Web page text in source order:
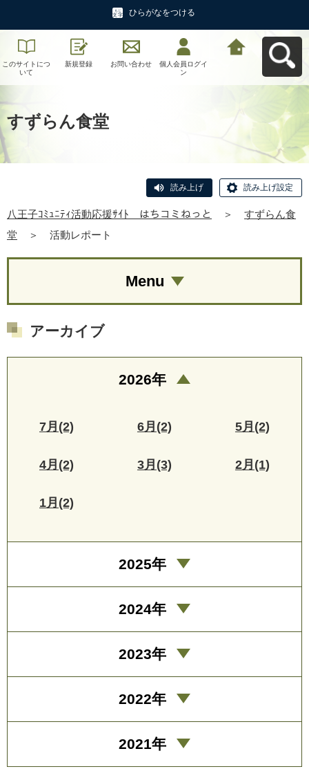
ひらがなをつける
このサイトにつ
いて
新規登録 お問い合わせ
個人会員ログイ
ン
すずらん食堂
読み上げ 読み上げ設定
八王子ｺﾐｭﾆﾃｨ活動応援ｻｲﾄ はちコミねっと ＞
すずらん食
堂
＞ 活動レポート
Menu
アーカイブ
2026年
7月(2) 6月(2) 5月(2)
4月(2) 3月(3) 2月(1)
1月(2)
2025年
2024年
2023年
2022年
2021年